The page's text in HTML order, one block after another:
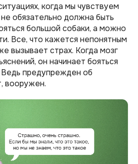
когда мы чувствуем
обязательно должна быть
большой собаки, а можно
Все, что кажется непонятным
вызывает страх. Когда мозг
он начинает бояться
Ведь предупрежден об
вооружен.